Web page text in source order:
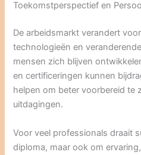
Toekomstperspectief en
De arbeidsmarkt verandert
technologieën en
mensen zich blijven
en certificeringen kunnen
helpen om beter voorbereid te
uitdagingen.
Voor veel professionals draait
diploma, maar ook om